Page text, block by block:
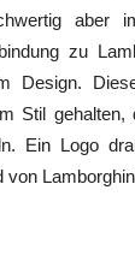
aber
zu
Design.
Stil gehalten,
Ein Logo
von